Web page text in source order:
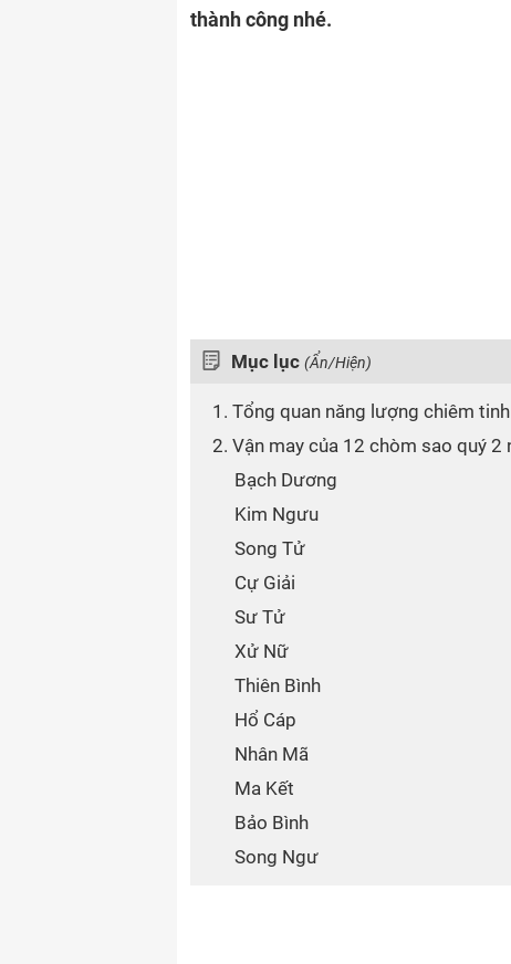
thành công nhé.
Mục lục (Ẩn/Hiện)
1. Tổng quan năng lượng chiêm
2. Vận may của 12 chòm sao quý 2
Bạch Dương
Kim Ngưu
Song Tử
Cự Giải
Sư Tử
Xử Nữ
Thiên Bình
Hổ Cáp
Nhân Mã
Ma Kết
Bảo Bình
Song Ngư